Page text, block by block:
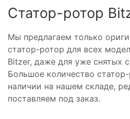
Статор-ротор
Мы предлагаем только
статор-ротор для всех
Bitzer, даже для уже снятых
Большое количество
наличии на нашем складе,
поставляем под заказ.